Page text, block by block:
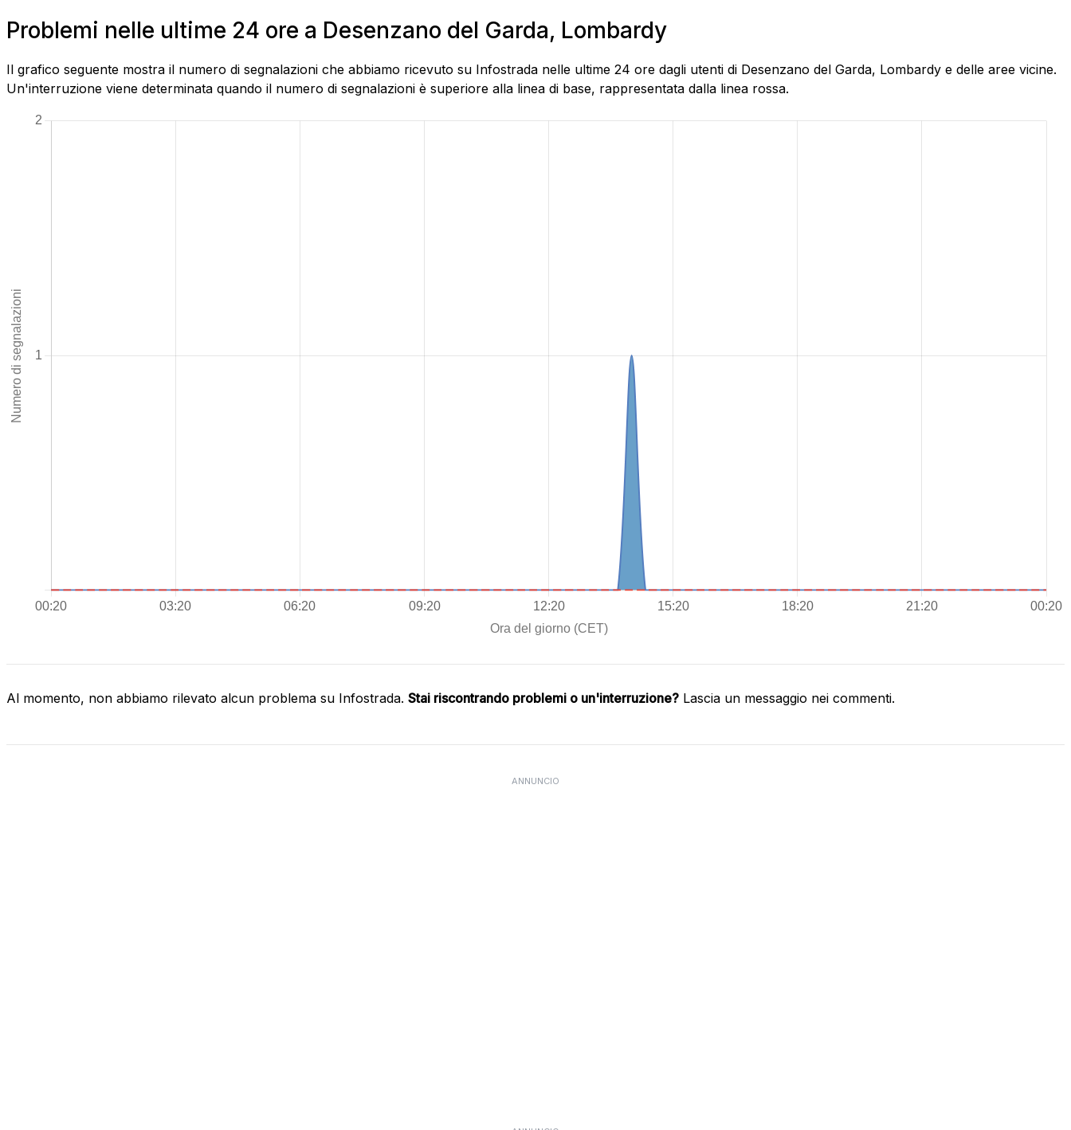
Problemi nelle ultime 24 ore a Desenzano del Garda, Lombardy
Il grafico seguente mostra il numero di segnalazioni che abbiamo ricevuto su Infostrada nelle ultime 24 ore dagli utenti di Desenzano del Garda, Lombardy e delle aree vicine.
Un'interruzione viene determinata quando il numero di segnalazioni è superiore alla linea di base, rappresentata dalla linea rossa.
Al momento, non abbiamo rilevato alcun problema su Infostrada. Stai riscontrando problemi o un'interruzione? Lascia un messaggio nei commenti.
ANNUNCIO